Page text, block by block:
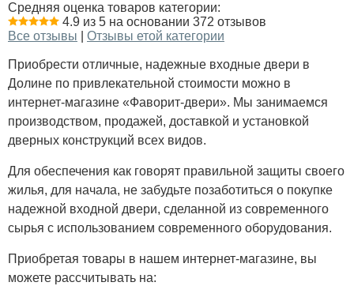
Средняя оценка товаров категории:
4.9 из 5 на основании 372 отзывов
Все отзывы
Отзывы етой категории
Приобрести отличные, надежные входные двери в
Долине по привлекательной стоимости можно в
интернет-магазине «Фаворит-двери». Мы занимаемся
производством, продажей, доставкой и установкой
дверных конструкций всех видов.
Для обеспечения как говорят правильной защиты своего
жилья, для начала, не забудьте позаботиться о покупке
надежной входной двери, сделанной из современного
сырья с использованием современного оборудования.
Приобретая товары в нашем интернет-магазине, вы
можете рассчитывать на: